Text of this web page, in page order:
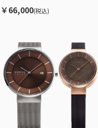
409/14627-439 ソーラー EC限定
セット
￥66,000(税込)